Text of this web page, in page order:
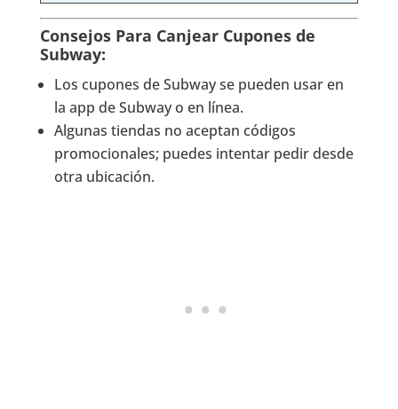
Consejos Para Canjear Cupones de
Subway:
Los cupones de Subway se pueden usar en
la app de Subway o en línea.
Algunas tiendas no aceptan códigos
promocionales; puedes intentar pedir desde
otra ubicación.